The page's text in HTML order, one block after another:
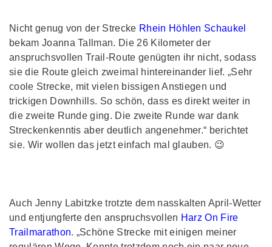
Nicht genug von der Strecke Rhein Höhlen Schaukel
bekam Joanna Tallman. Die 26 Kilometer der
anspruchsvollen Trail-Route genügten ihr nicht, sodass
sie die Route gleich zweimal hintereinander lief. „Sehr
coole Strecke, mit vielen bissigen Anstiegen und
trickigen Downhills. So schön, dass es direkt weiter in
die zweite Runde ging. Die zweite Runde war dank
Streckenkenntis aber deutlich angenehmer.“ berichtet
sie. Wir wollen das jetzt einfach mal glauben. 😉
Auch Jenny Labitzke trotzte dem nasskalten April-Wetter
und entjungferte den anspruchsvollen Harz On Fire
Trailmarathon. „Schöne Strecke mit einigen meiner